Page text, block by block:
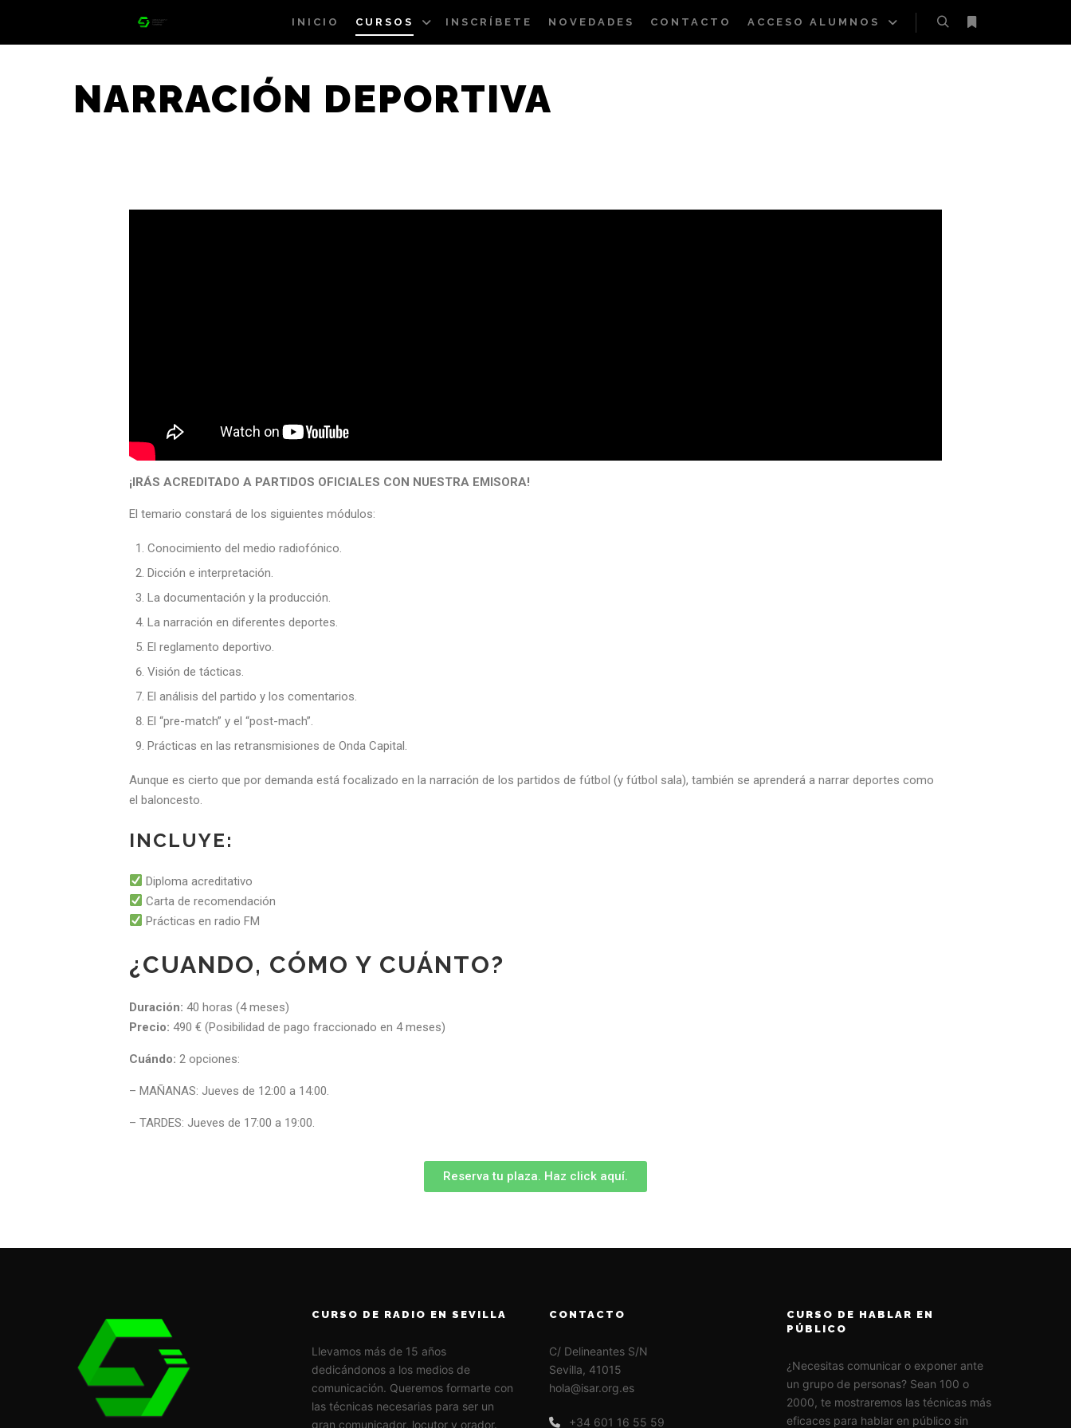
INICIO CURSOS INSCRÍBETE NOVEDADES CONTACTO ACCESO ALUMNOS
NARRACIÓN DEPORTIVA
¡IRÁS ACREDITADO A PARTIDOS OFICIALES CON NUESTRA EMISORA!
El temario constará de los siguientes módulos:
Conocimiento del medio radiofónico.
Dicción e interpretación.
La documentación y la producción.
La narración en diferentes deportes.
El reglamento deportivo.
Visión de tácticas.
El análisis del partido y los comentarios.
El “pre-match” y el “post-mach”.
Prácticas en las retransmisiones de Onda Capital.
Aunque es cierto que por demanda está focalizado en la narración de los partidos de fútbol (y fútbol sala), también se aprenderá a narrar deportes como
el baloncesto.
INCLUYE:
Diploma acreditativo
Carta de recomendación
Prácticas en radio FM
¿CUANDO, CÓMO Y CUÁNTO?
Duración: 40 horas (4 meses)
Precio: 490 € (Posibilidad de pago fraccionado en 4 meses)
Cuándo: 2 opciones:
– MAÑANAS: Jueves de 12:00 a 14:00.
– TARDES: Jueves de 17:00 a 19:00.
Reserva tu plaza. Haz click aquí.
CURSO DE RADIO EN SEVILLA
Llevamos más de 15 años
dedicándonos a los medios de
comunicación. Queremos formarte con
las técnicas necesarias para ser un
gran comunicador, locutor y orador.
CONTACTO
C/ Delineantes S/N
Sevilla, 41015
hola@isar.org.es
+34 601 16 55 59
CURSO DE HABLAR EN
PÚBLICO
¿Necesitas comunicar o exponer ante
un grupo de personas? Sean 100 o
2000, te mostraremos las técnicas más
eficaces para hablar en público sin